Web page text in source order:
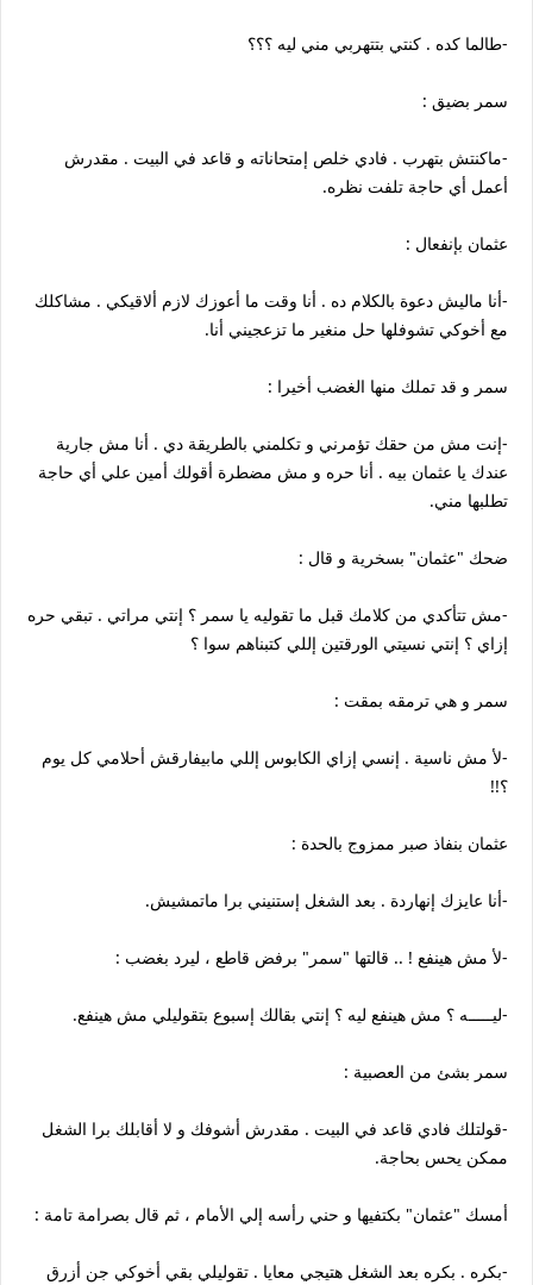
-طالما كده . كنتي بتتهربي مني ليه ؟؟؟
سمر بضيق :
-ماكنتش بتهرب . فادي خلص إمتحاناته و قاعد في البيت . مقدرش
أعمل أي حاجة تلفت نظره.
عثمان بإنفعال :
-أنا ماليش دعوة بالكلام ده . أنا وقت ما أعوزك لازم ألاقيكي . مشاكلك
مع أخوكي تشوفلها حل منغير ما تزعجيني أنا.
سمر و قد تملك منها الغضب أخيرا :
-إنت مش من حقك تؤمرني و تكلمني بالطريقة دي . أنا مش جارية
عندك يا عثمان بيه . أنا حره و مش مضطرة أقولك أمين علي أي حاجة
تطلبها مني.
ضحك "عثمان" بسخرية و قال :
-مش تتأكدي من كلامك قبل ما تقوليه يا سمر ؟ إنتي مراتي . تبقي حره
إزاي ؟ إنتي نسيتي الورقتين إللي كتبناهم سوا ؟
سمر و هي ترمقه بمقت :
-لأ مش ناسية . إنسي إزاي الكابوس إللي مابيفارقش أحلامي كل يوم
؟!!
عثمان بنفاذ صبر ممزوج بالحدة :
-أنا عايزك إنهاردة . بعد الشغل إستنيني برا ماتمشيش.
-لأ مش هينفع ! .. قالتها "سمر" برفض قاطع ، ليرد بغضب :
-ليـــــه ؟ مش هينفع ليه ؟ إنتي بقالك إسبوع بتقوليلي مش هينفع.
سمر بشئ من العصبية :
-قولتلك فادي قاعد في البيت . مقدرش أشوفك و لا أقابلك برا الشغل
ممكن يحس بحاجة.
أمسك "عثمان" بكتفيها و حني رأسه إلي الأمام ، ثم قال بصرامة تامة :
-بكره . بكره بعد الشغل هتيجي معايا . تقوليلي بقي أخوكي جن أزرق